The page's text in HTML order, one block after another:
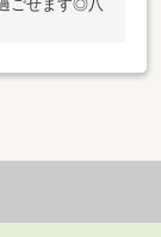
ごせます◎八